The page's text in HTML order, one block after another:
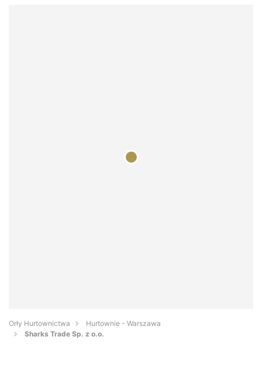
Orły Hurtownictwa
Hurtownie - Warszawa
Sharks Trade Sp. z o.o.